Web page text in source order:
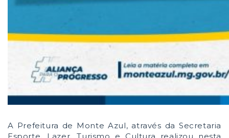
A Prefeitura de Monte Azul, através da Secretaria